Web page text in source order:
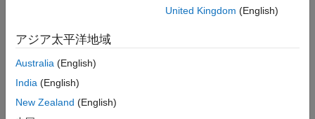
文字nと文字h
文字Bと数字
rn
United Kingdom (English)
アジア太平洋地域
Australia (English)
India (English)
New Zealand (English)